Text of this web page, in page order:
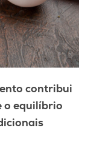
contribui
o equilíbrio